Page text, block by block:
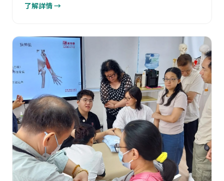
了解詳情 →